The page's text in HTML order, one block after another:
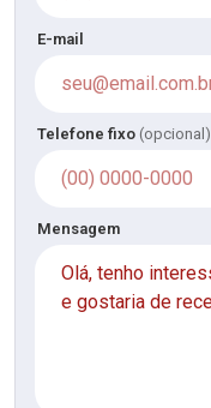
E-mail
Telefone fixo (opcional)
Mensagem